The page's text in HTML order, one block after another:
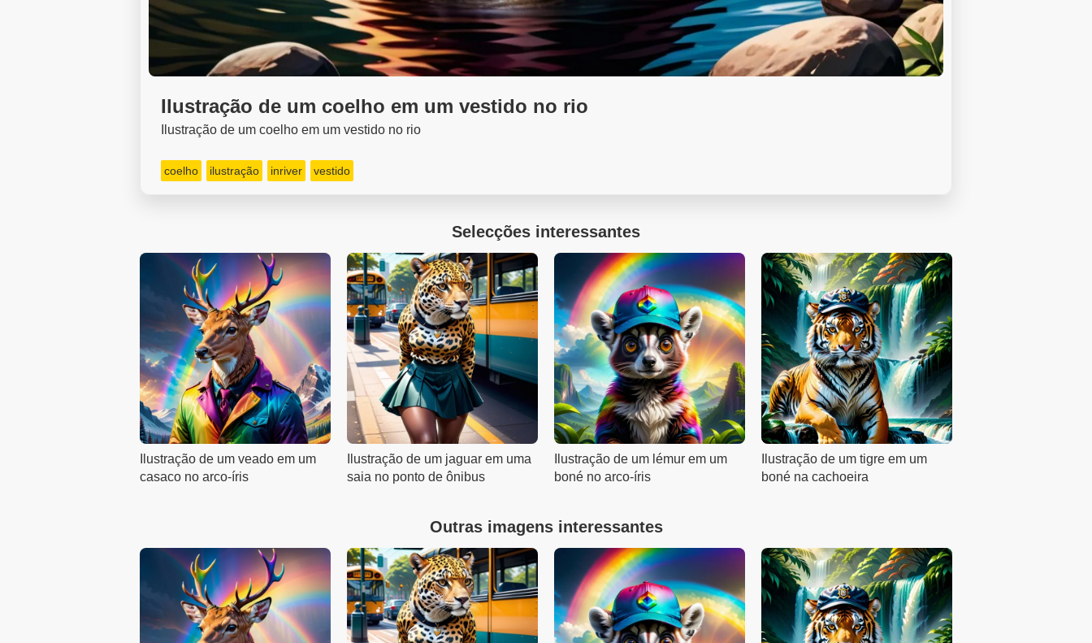
Ilustração de um coelho em um vestido no rio
Ilustração de um coelho em um vestido no rio
coelho ilustração inriver vestido
Selecções interessantes
Ilustração de um veado em um
casaco no arco-íris
Ilustração de um jaguar em uma
saia no ponto de ônibus
Ilustração de um lémur em um
boné no arco-íris
Ilustração de um tigre em um
boné na cachoeira
Outras imagens interessantes